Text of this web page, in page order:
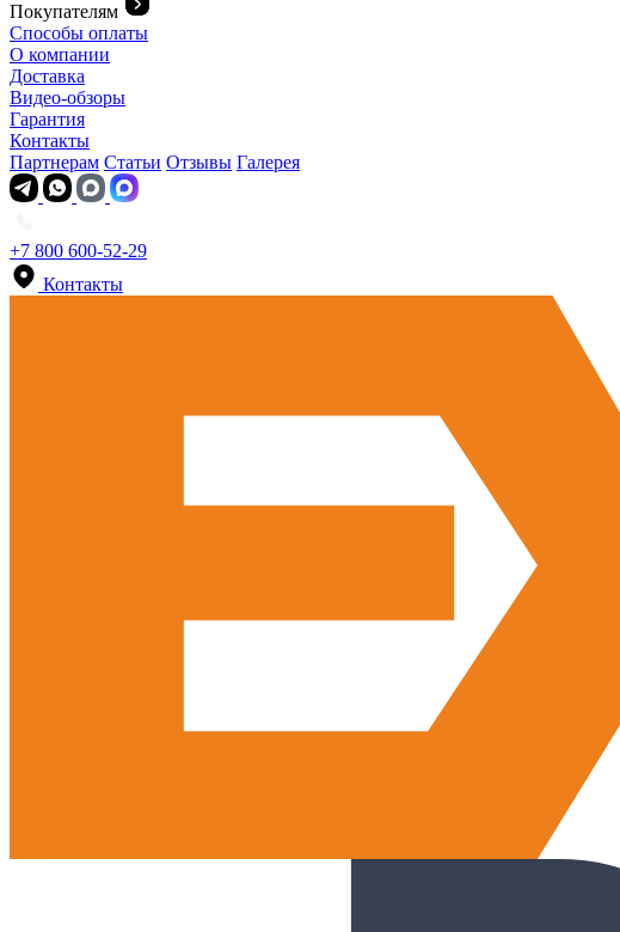
Покупателям
Способы оплаты
О компании
Доставка
Видео-обзоры
Гарантия
Контакты
Партнерам Статьи Отзывы Галерея
+7 800 600-52-29
Контакты